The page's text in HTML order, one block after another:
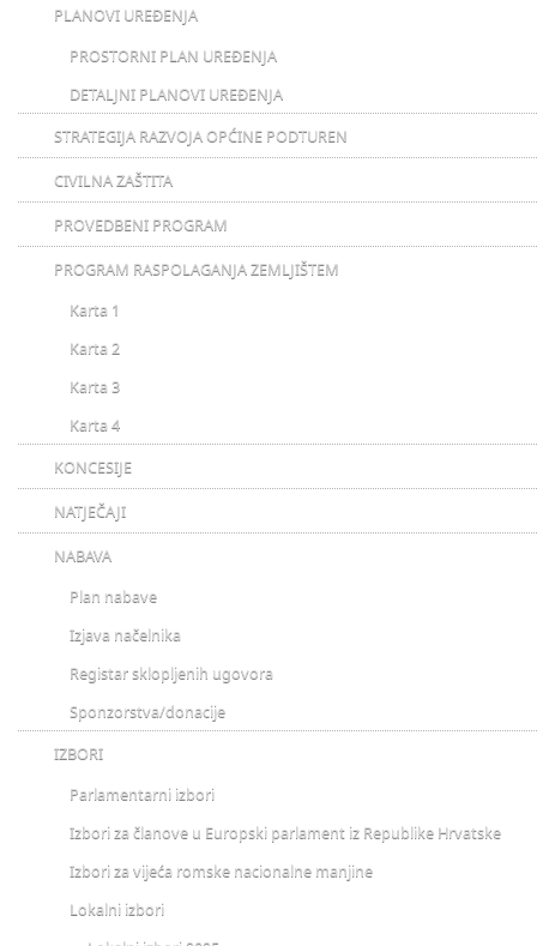
PLANOVI UREĐENJA
PROSTORNI PLAN UREĐENJA
DETALJNI PLANOVI UREĐENJA
STRATEGIJA RAZVOJA OPĆINE PODTUREN
CIVILNA ZAŠTITA
PROVEDBENI PROGRAM
PROGRAM RASPOLAGANJA ZEMLJIŠTEM
Karta 1
Karta 2
Karta 3
Karta 4
KONCESIJE
NATJEČAJI
NABAVA
Plan nabave
Izjava načelnika
Registar sklopljenih ugovora
Sponzorstva/donacije
IZBORI
Parlamentarni izbori
Izbori za članove u Europski parlament iz Republike Hrvatske
Izbori za vijeća romske nacionalne manjine
Lokalni izbori